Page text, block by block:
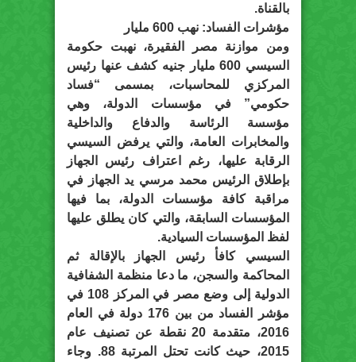
بالقناة.
مؤشرات الفساد: نهب 600 مليار
ومن موازنة مصر الفقيرة، نهبت حكومة
السيسي 600 مليار جنيه كشف عنها رئيس
المركزي للمحاسبات، بمسمى “فساد
حكومي” في مؤسسات الدولة، وهي
مؤسسة الرئاسة والدفاع والداخلية
والمخابرات العامة، والتي يرفض السيسي
الرقابة عليها، رغم اعتراف رئيس الجهاز
بإطلاق الرئيس محمد مرسي يد الجهاز في
مراقبة كافة مؤسسات الدولة، بما فيها
المؤسسات السابقة، والتي كان يطلق عليها
لفظ المؤسسات السيادية.
السيسي كافأ رئيس الجهاز بالإقالة ثم
المحاكمة والسجن، ما دعا منظمة الشفافية
الدولية إلى وضع مصر في المركز 108 في
مؤشر الفساد من بين 176 دولة في العام
2016، متقدمة 20 نقطة عن تصنيف عام
2015، حيث كانت تحتل المرتبة 88. وجاء